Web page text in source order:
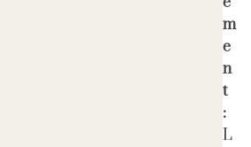
m
e
n
t
:
L